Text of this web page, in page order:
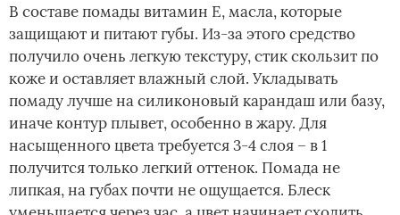
В составе помады витамин E, масла, которые
защищают и питают губы. Из-за этого средство
получило очень легкую текстуру, стик скользит по
коже и оставляет влажный слой. Укладывать
помаду лучше на силиконовый карандаш или базу,
иначе контур плывет, особенно в жару. Для
насыщенного цвета требуется 3-4 слоя – в 1
получится только легкий оттенок. Помада не
липкая, на губах почти не ощущается. Блеск